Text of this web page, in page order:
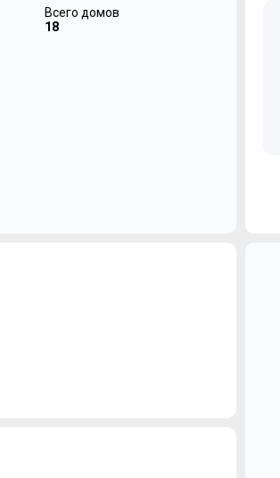
Всего домов
18